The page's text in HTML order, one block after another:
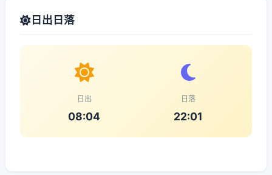
日出日落
日出
08:04
日落
22:01